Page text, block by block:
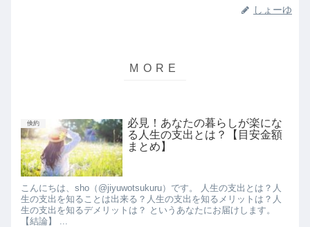
しょーゆ
倹約
必見！あなたの暮らしが楽にな
る人生の支出とは？【目安金額
まとめ】
こんにちは、sho（@jiyuwotsukuru）です。 人生の支出とは？人
生の支出を知ることは出来る？人生の支出を知るメリットは？人
生の支出を知るデメリットは？ というあなたにお届けします。
【結論】 ...